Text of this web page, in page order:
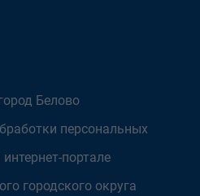
Белово
персональных
портале
городского округа